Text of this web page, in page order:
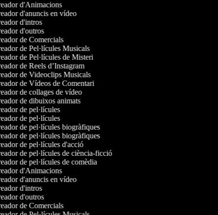
d'Animacions
d'anuncis en vídeo
d'intros
d'outros
de Comercials
de Pel·lícules Musicals
de Pel·lícules de Misteri
de Reels d’Instagram
de Videoclips Musicals
de Vídeos de Comentari
de collages de vídeo
de dibuixos animats
de pel·lícules
de pel·lícules
de pel·lícules biogràfiques
de pel·lícules biogràfiques
de pel·lícules d'acció
de pel·lícules de ciència-ficció
de pel·lícules de comèdia
d'Animacions
d'anuncis en vídeo
d'intros
d'outros
de Comercials